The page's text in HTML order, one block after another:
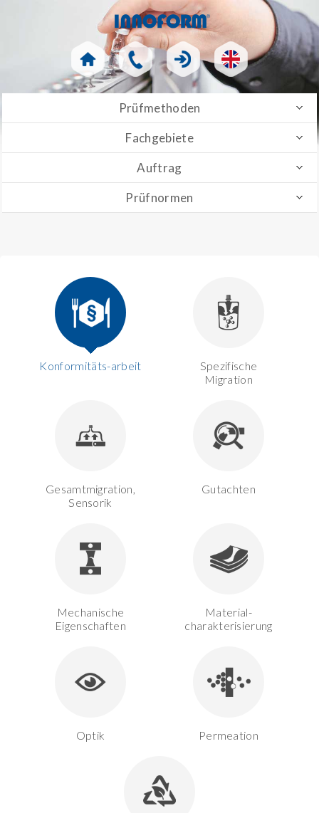
Prüfmethoden
Fachgebiete
Auftrag
Prüfnormen
Konformitäts-arbeit
Spezifische
Migration
Gesamtmigration,
Sensorik
Gutachten
Mechanische
Eigenschaften
Material-
charakterisierung
Optik Permeation